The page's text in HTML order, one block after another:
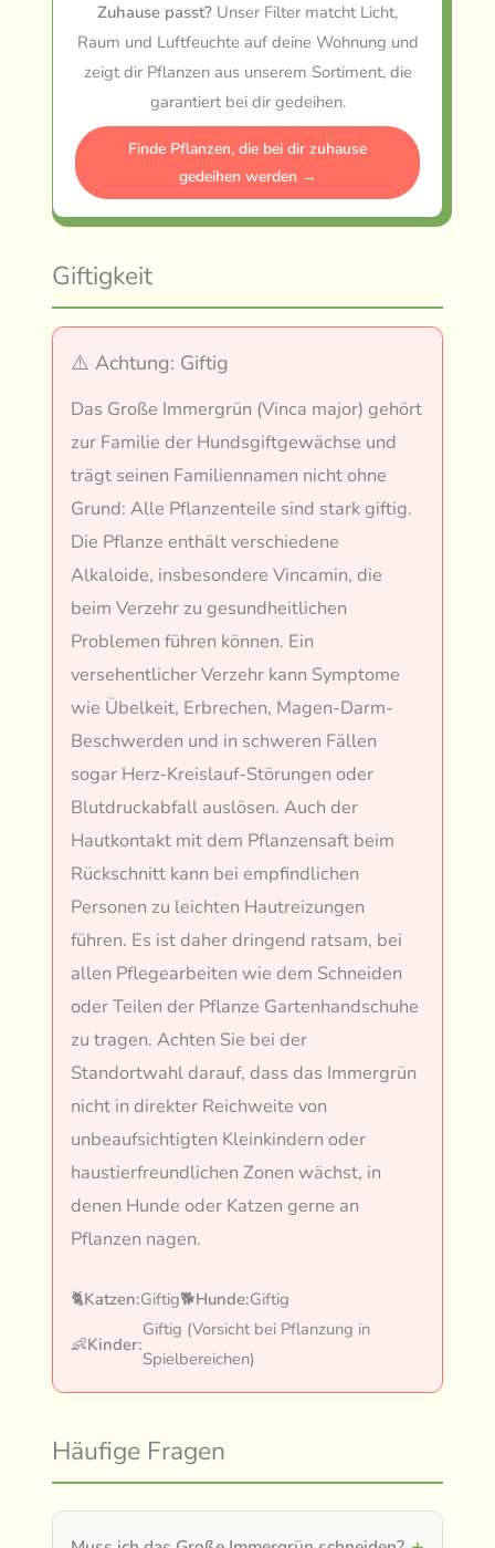
Zuhause passt? Unser Filter matcht Licht,
Raum und Luftfeuchte auf deine Wohnung und
zeigt dir Pflanzen aus unserem Sortiment, die
garantiert bei dir gedeihen.
Finde Pflanzen, die bei dir zuhause
gedeihen werden →
Giftigkeit
⚠️ Achtung: Giftig
Das Große Immergrün (Vinca major) gehört
zur Familie der Hundsgiftgewächse und
trägt seinen Familiennamen nicht ohne
Grund: Alle Pflanzenteile sind stark giftig.
Die Pflanze enthält verschiedene
Alkaloide, insbesondere Vincamin, die
beim Verzehr zu gesundheitlichen
Problemen führen können. Ein
versehentlicher Verzehr kann Symptome
wie Übelkeit, Erbrechen, Magen-Darm-
Beschwerden und in schweren Fällen
sogar Herz-Kreislauf-Störungen oder
Blutdruckabfall auslösen. Auch der
Hautkontakt mit dem Pflanzensaft beim
Rückschnitt kann bei empfindlichen
Personen zu leichten Hautreizungen
führen. Es ist daher dringend ratsam, bei
allen Pflegearbeiten wie dem Schneiden
oder Teilen der Pflanze Gartenhandschuhe
zu tragen. Achten Sie bei der
Standortwahl darauf, dass das Immergrün
nicht in direkter Reichweite von
unbeaufsichtigten Kleinkindern oder
haustierfreundlichen Zonen wächst, in
denen Hunde oder Katzen gerne an
Pflanzen nagen.
🐈Katzen:Giftig🐕Hunde:Giftig
👶Kinder:
Giftig (Vorsicht bei Pflanzung in
Spielbereichen)
Häufige Fragen